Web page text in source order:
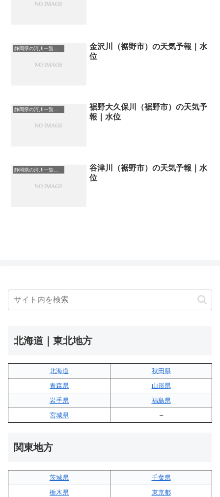
金沢川（裾野市）の天気予報｜水
位
裾野大久保川（裾野市）の天気予
報｜水位
静岡県の河川一覧まとめ静岡県の河川を市町村別に一覧化しました。伊東市伊豆の国市伊豆市下田市賀茂郡河津町賀茂郡松崎町賀茂郡西伊豆町賀茂郡東伊豆町賀茂郡南伊豆町掛川市菊川市湖西市御前崎市御殿場市三島市周智郡森町駿東郡小山町駿東郡清水町駿東郡長泉町沼津市焼津市榛原郡吉田町榛原郡川根本町裾野市静岡市袋井市田方郡函南町島田市藤枝市熱海市磐田市浜松市富士宮市富士市牧之原市-静岡県の河川一覧
谷津川（裾野市）の天気予報｜水
位
北海道｜東北地方
北海道
秋田県
青森県
山形県
岩手県
福島県
宮城県
–
関東地方
茨城県
千葉県
栃木県
東京都